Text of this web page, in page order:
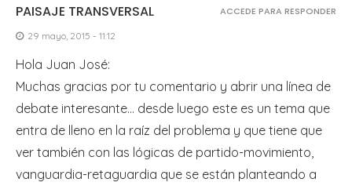
PAISAJE TRANSVERSAL
29 mayo, 2015 - 11:12
Hola Juan José:
Muchas gracias por tu comentario y abrir una línea de
debate interesante… desde luego este es un tema que
entra de lleno en la raíz del problema y que tiene que
ver también con las lógicas de partido-movimiento,
vanguardia-retaguardia que se están planteando a
ACCEDE PARA RESPONDER